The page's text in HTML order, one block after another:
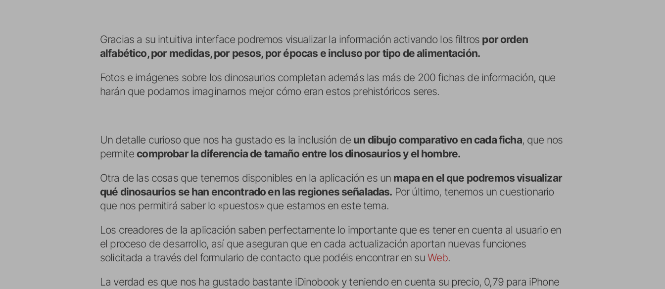
Gracias a su intuitiva interface podremos visualizar la información activando los filtros por orden
alfabético, por medidas, por pesos, por épocas e incluso por tipo de alimentación.
Fotos e imágenes sobre los dinosaurios completan además las más de 200 fichas de información, que
harán que podamos imaginarnos mejor cómo eran estos prehistóricos seres.
Un detalle curioso que nos ha gustado es la inclusión de un dibujo comparativo en cada ficha, que nos
permite comprobar la diferencia de tamaño entre los dinosaurios y el hombre.
Otra de las cosas que tenemos disponibles en la aplicación es un mapa en el que podremos visualizar
qué dinosaurios se han encontrado en las regiones señaladas. Por último, tenemos un cuestionario
que nos permitirá saber lo «puestos» que estamos en este tema.
Los creadores de la aplicación saben perfectamente lo importante que es tener en cuenta al usuario en
el proceso de desarrollo, así que aseguran que en cada actualización aportan nuevas funciones
solicitada a través del formulario de contacto que podéis encontrar en su Web.
La verdad es que nos ha gustado bastante iDinobook y teniendo en cuenta su precio, 0,79 para iPhone